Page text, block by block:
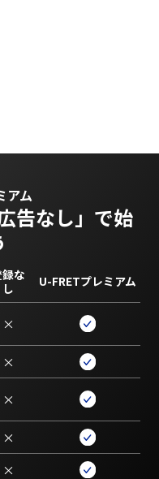
アム
広告なし」で始
な
し
U-FRETプレミアム
×
×
×
×
×